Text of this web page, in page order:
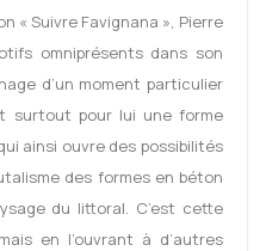
« Suivre Favignana », Pierre
omniprésents dans son
d’un moment particulier
surtout pour lui une forme
ainsi ouvre des possibilités
des formes en béton
du littoral. C’est cette
en l’ouvrant à d’autres